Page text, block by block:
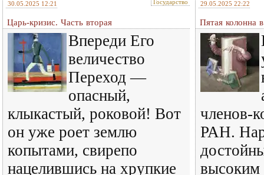
30.05.2025 12:21 Государство
Царь-кризис. Часть вторая
Впереди Его
величество
Переход —
опасный,
клыкастый, роковой! Вот
он уже роет землю
копытами, свирепо
нацелившись на хрупкие
29.05.2025 22:22
Пятая колонна
членов-
РАН.
высоким